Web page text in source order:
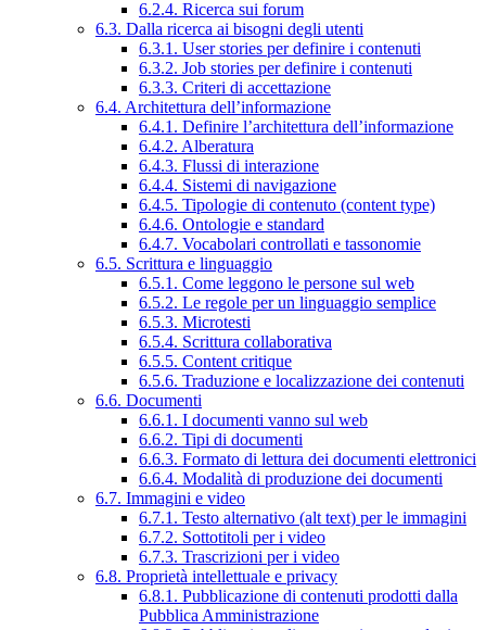
6.2.4. Ricerca sui forum
6.3. Dalla ricerca ai bisogni degli utenti
6.3.1. User stories per definire i contenuti
6.3.2. Job stories per definire i contenuti
6.3.3. Criteri di accettazione
6.4. Architettura dell’informazione
6.4.1. Definire l’architettura dell’informazione
6.4.2. Alberatura
6.4.3. Flussi di interazione
6.4.4. Sistemi di navigazione
6.4.5. Tipologie di contenuto (content type)
6.4.6. Ontologie e standard
6.4.7. Vocabolari controllati e tassonomie
6.5. Scrittura e linguaggio
6.5.1. Come leggono le persone sul web
6.5.2. Le regole per un linguaggio semplice
6.5.3. Microtesti
6.5.4. Scrittura collaborativa
6.5.5. Content critique
6.5.6. Traduzione e localizzazione dei contenuti
6.6. Documenti
6.6.1. I documenti vanno sul web
6.6.2. Tipi di documenti
6.6.3. Formato di lettura dei documenti elettronici
6.6.4. Modalità di produzione dei documenti
6.7. Immagini e video
6.7.1. Testo alternativo (alt text) per le immagini
6.7.2. Sottotitoli per i video
6.7.3. Trascrizioni per i video
6.8. Proprietà intellettuale e privacy
6.8.1. Pubblicazione di contenuti prodotti dalla
Pubblica Amministrazione